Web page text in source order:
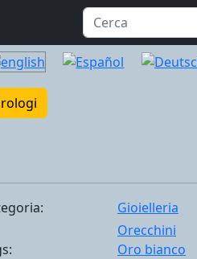
Gioielleria
Orecchini
Oro bianco